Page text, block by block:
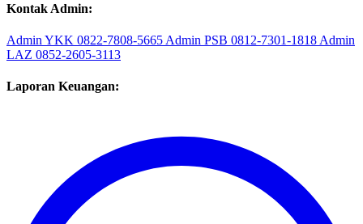
Kontak Admin:
Admin YKK 0822-7808-5665 Admin PSB 0812-7301-1818 Admin
LAZ 0852-2605-3113
Laporan Keuangan: